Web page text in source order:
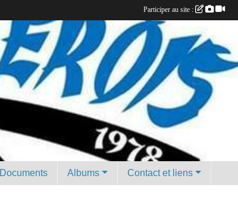
Documents Albums Contact et liens
Participer au site :